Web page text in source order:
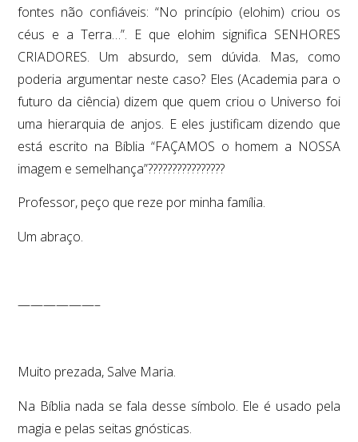
fontes não confiáveis: “No princípio (elohim) criou os
céus e a Terra…”. E que elohim significa SENHORES
CRIADORES. Um absurdo, sem dúvida. Mas, como
poderia argumentar neste caso? Eles (Academia para o
futuro da ciência) dizem que quem criou o Universo foi
uma hierarquia de anjos. E eles justificam dizendo que
está escrito na Bíblia “FAÇAMOS o homem a NOSSA
imagem e semelhança”????????????????
Professor, peço que reze por minha família.
Um abraço.
——————–
Muito prezada, Salve Maria.
Na Bíblia nada se fala desse símbolo. Ele é usado pela
magia e pelas seitas gnósticas.